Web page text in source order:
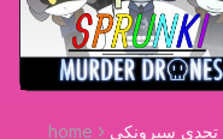
home تحدي سبرونكي